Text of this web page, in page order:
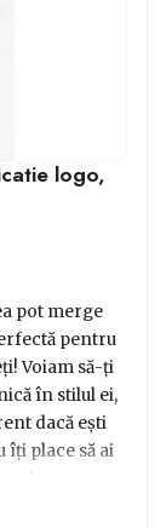
logo,
pot merge
pentru
Voiam să-ți
în stilul ei,
dacă ești
îți place să ai
alegerea